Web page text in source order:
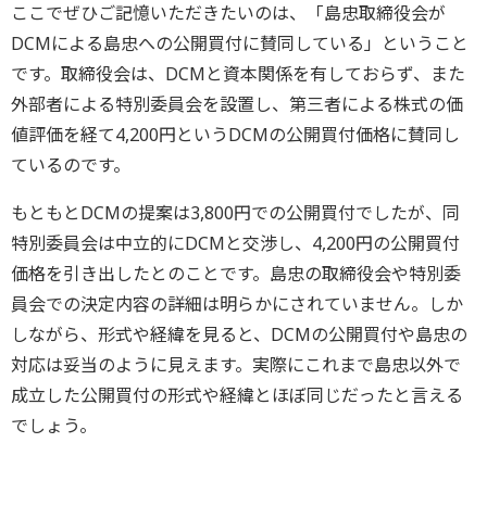
ここでぜひご記憶いただきたいのは、「島忠取締役会が
DCMによる島忠への公開買付に賛同している」ということ
です。取締役会は、DCMと資本関係を有しておらず、また
外部者による特別委員会を設置し、第三者による株式の価
値評価を経て4,200円というDCMの公開買付価格に賛同し
ているのです。
もともとDCMの提案は3,800円での公開買付でしたが、同
特別委員会は中立的にDCMと交渉し、4,200円の公開買付
価格を引き出したとのことです。島忠の取締役会や特別委
員会での決定内容の詳細は明らかにされていません。しか
しながら、形式や経緯を見ると、DCMの公開買付や島忠の
対応は妥当のように見えます。実際にこれまで島忠以外で
成立した公開買付の形式や経緯とほぼ同じだったと言える
でしょう。